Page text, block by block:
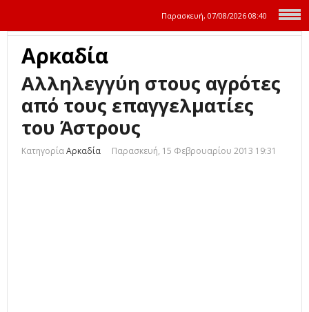
Παρασκευή, 07/08/2026 08:40
Αρκαδία
Αλληλεγγύη στους αγρότες
από τους επαγγελματίες
του Άστρους
ΚατηγορίαΑρκαδία Παρασκευή, 15 Φεβρουαρίου 2013 19:31